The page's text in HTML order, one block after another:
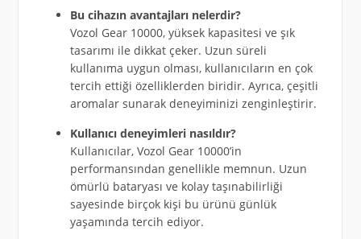
Bu cihazın avantajları nelerdir?
Vozol Gear 10000, yüksek kapasitesi ve şık
tasarımı ile dikkat çeker. Uzun süreli
kullanıma uygun olması, kullanıcıların en çok
tercih ettiği özelliklerden biridir. Ayrıca, çeşitli
aromalar sunarak deneyiminizi zenginleştirir.
Kullanıcı deneyimleri nasıldır?
Kullanıcılar, Vozol Gear 10000’in
performansından genellikle memnun. Uzun
ömürlü bataryası ve kolay taşınabilirliği
sayesinde birçok kişi bu ürünü günlük
yaşamında tercih ediyor.